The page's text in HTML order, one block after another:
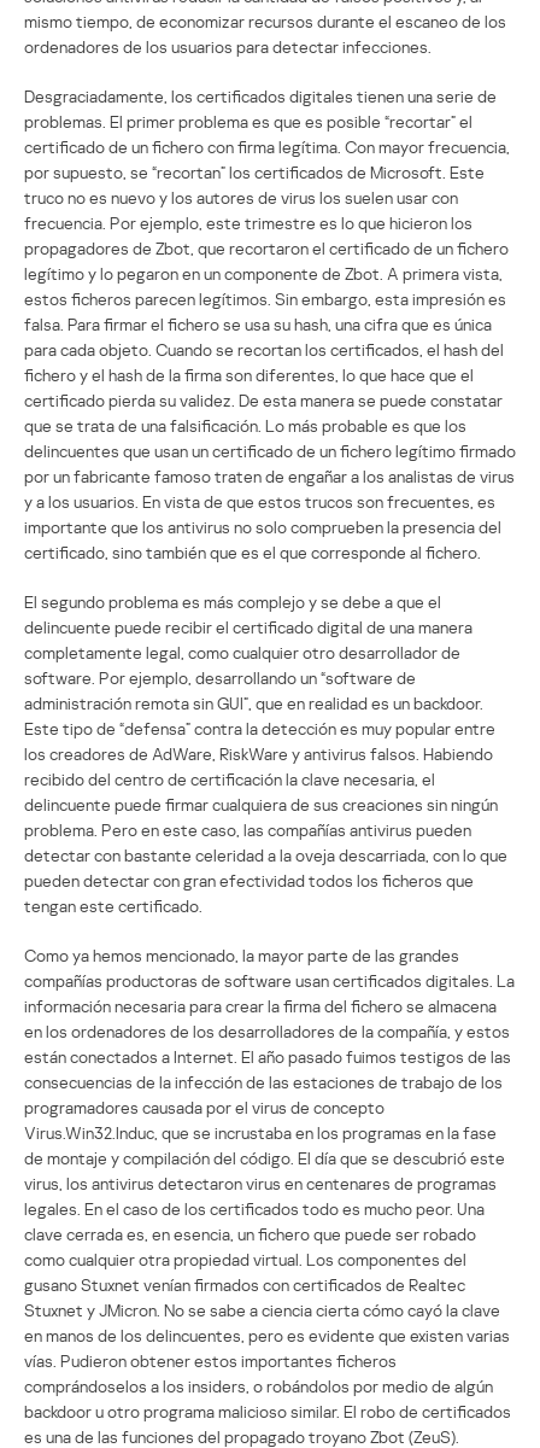
mismo tiempo, de economizar recursos durante el escaneo de los
ordenadores de los usuarios para detectar infecciones.
Desgraciadamente, los certificados digitales tienen una serie de
problemas. El primer problema es que es posible “recortar” el
certificado de un fichero con firma legítima. Con mayor frecuencia,
por supuesto, se “recortan” los certificados de Microsoft. Este
truco no es nuevo y los autores de virus los suelen usar con
frecuencia. Por ejemplo, este trimestre es lo que hicieron los
propagadores de Zbot, que recortaron el certificado de un fichero
legítimo y lo pegaron en un componente de Zbot. A primera vista,
estos ficheros parecen legítimos. Sin embargo, esta impresión es
falsa. Para firmar el fichero se usa su hash, una cifra que es única
para cada objeto. Cuando se recortan los certificados, el hash del
fichero y el hash de la firma son diferentes, lo que hace que el
certificado pierda su validez. De esta manera se puede constatar
que se trata de una falsificación. Lo más probable es que los
delincuentes que usan un certificado de un fichero legítimo firmado
por un fabricante famoso traten de engañar a los analistas de virus
y a los usuarios. En vista de que estos trucos son frecuentes, es
importante que los antivirus no solo comprueben la presencia del
certificado, sino también que es el que corresponde al fichero.
El segundo problema es más complejo y se debe a que el
delincuente puede recibir el certificado digital de una manera
completamente legal, como cualquier otro desarrollador de
software. Por ejemplo, desarrollando un “software de
administración remota sin GUI”, que en realidad es un backdoor.
Este tipo de “defensa” contra la detección es muy popular entre
los creadores de AdWare, RiskWare y antivirus falsos. Habiendo
recibido del centro de certificación la clave necesaria, el
delincuente puede firmar cualquiera de sus creaciones sin ningún
problema. Pero en este caso, las compañías antivirus pueden
detectar con bastante celeridad a la oveja descarriada, con lo que
pueden detectar con gran efectividad todos los ficheros que
tengan este certificado.
Como ya hemos mencionado, la mayor parte de las grandes
compañías productoras de software usan certificados digitales. La
información necesaria para crear la firma del fichero se almacena
en los ordenadores de los desarrolladores de la compañía, y estos
están conectados a Internet. El año pasado fuimos testigos de las
consecuencias de la infección de las estaciones de trabajo de los
programadores causada por el virus de concepto
Virus.Win32.Induc, que se incrustaba en los programas en la fase
de montaje y compilación del código. El día que se descubrió este
virus, los antivirus detectaron virus en centenares de programas
legales. En el caso de los certificados todo es mucho peor. Una
clave cerrada es, en esencia, un fichero que puede ser robado
como cualquier otra propiedad virtual. Los componentes del
gusano Stuxnet venían firmados con certificados de Realtec
Stuxnet y JMicron. No se sabe a ciencia cierta cómo cayó la clave
en manos de los delincuentes, pero es evidente que existen varias
vías. Pudieron obtener estos importantes ficheros
comprándoselos a los insiders, o robándolos por medio de algún
backdoor u otro programa malicioso similar. El robo de certificados
es una de las funciones del propagado troyano Zbot (ZeuS).